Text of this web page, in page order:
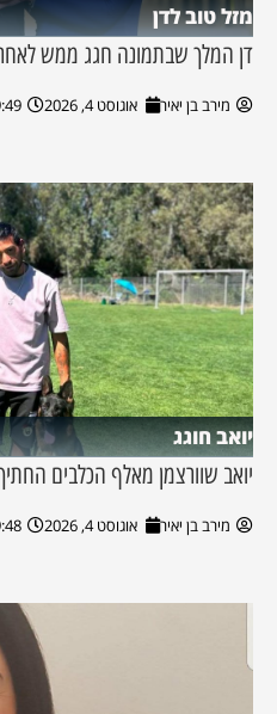
מזל טוב לדן
דן המלך שבתמונה חגג ממש
מירב בן יאיר אוגוסט 4, 2026 pm
יואב חוגג
יואב שוורצמן מאלף הכלבים
מירב בן יאיר אוגוסט 4, 2026 pm